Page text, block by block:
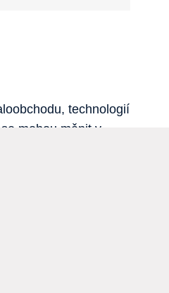
technologií
mohou měnit v